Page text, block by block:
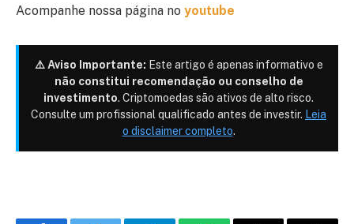
Acompanhe nossa página no youtube
⚠️ Aviso Importante: Este artigo é apenas informativo e
não constitui recomendação ou conselho de
investimento. Criptomoedas são ativos de alto risco.
Consulte um profissional qualificado antes de investir. Leia
o disclaimer completo.